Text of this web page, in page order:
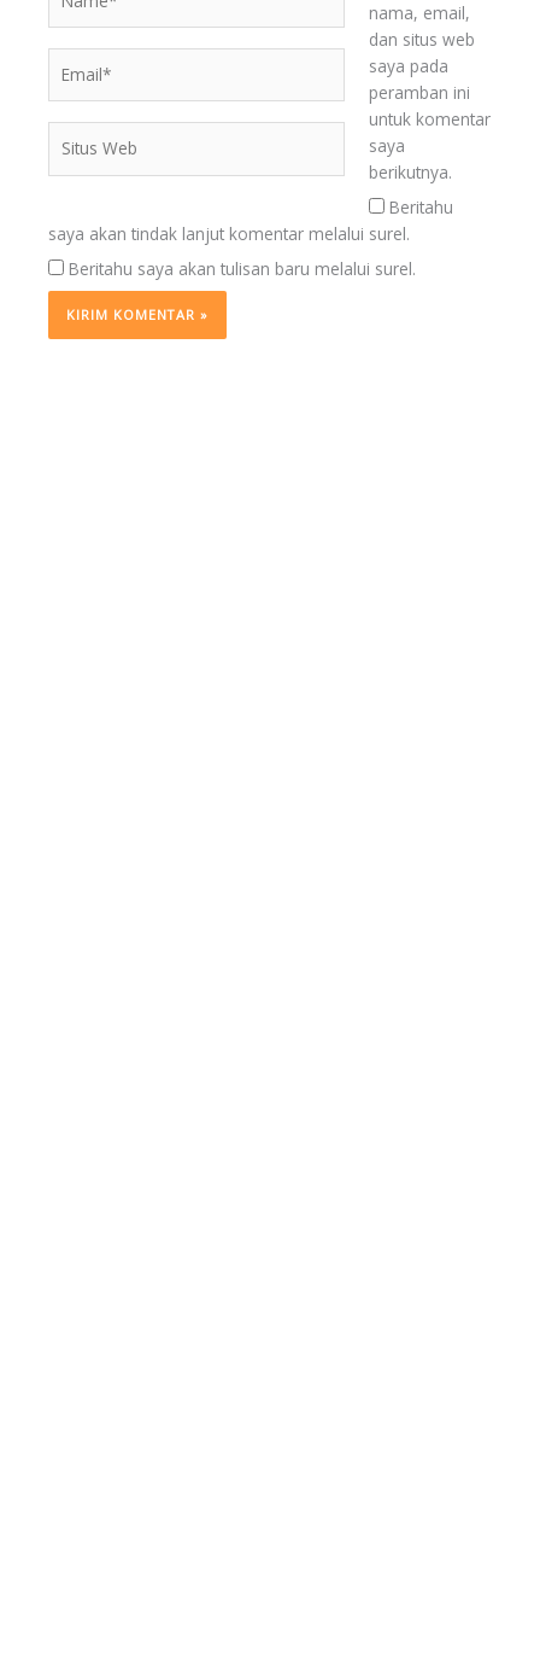
Web
nama, email,
dan situs web
saya pada
peramban ini
untuk komentar
saya
berikutnya.
Beritahu
saya akan tindak lanjut komentar melalui surel.
Beritahu saya akan tulisan baru melalui surel.